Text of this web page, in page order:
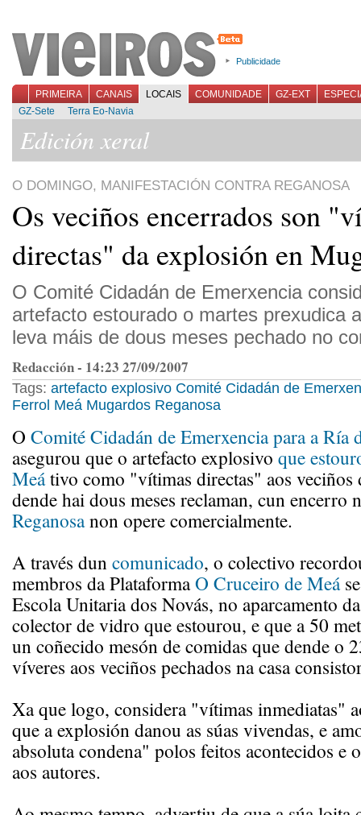
Publicidade
PRIMEIRA CANAIS LOCAIS COMUNIDADE GZ-EXT
GZ-Sete
Terra Eo-Navia
Edición xeral
O DOMINGO, MANIFESTACIÓN CONTRA REGANOSA
Os veciños encerrados son
directas" da explosión en
O Comité Cidadán de Emerxencia
artefacto estourado o martes prexudica
leva máis de dous meses pechado no
Redacción - 14:23 27/09/2007
Tags: artefacto explosivo Comité Cidadán de
Ferrol Meá Mugardos Reganosa
O Comité Cidadán de Emerxencia para a Ría
asegurou que o artefacto explosivo que
Meátivo como "vítimas directas" aos veciños
dende hai dous meses reclaman, cun encerro
Reganosanon opere comercialmente.
A través duncomunicado, o colectivo
membros da PlataformaO Cruceiro de Meá
Escola Unitaria dos Novás, no aparcamento
colector de vidro que estourou, e que a 50
un coñecido mesón de comidas que dende o
víveres aos veciños pechados na casa
Xa que logo, considera "vítimas inmediatas"
que a explosión danou as súas vivendas, e
absoluta condena" polos feitos acontecidos e
aos autores.